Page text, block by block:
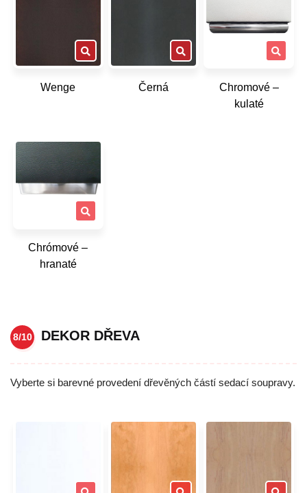
Wenge Černá
Chromové –
kulaté
Chrómové –
hranaté
8/10 DEKOR DŘEVA
Vyberte si barevné provedení dřevěných částí sedací soupravy.